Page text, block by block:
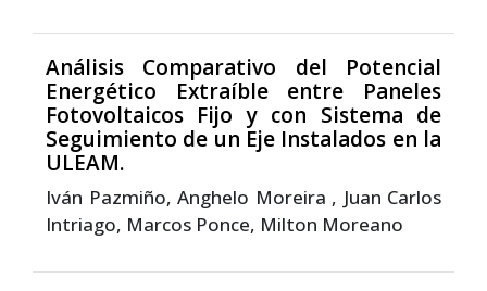
Análisis Comparativo del Potencial
Energético Extraíble entre Paneles
Fotovoltaicos Fijo y con Sistema de
Seguimiento de un Eje Instalados en la
ULEAM.
Iván Pazmiño, Anghelo Moreira , Juan Carlos
Intriago, Marcos Ponce, Milton Moreano